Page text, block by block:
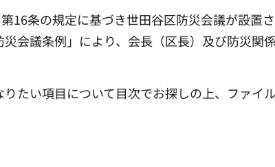
16条の規定に基づき世田谷区防災会議が設置
会議条例」により、会長（区長）及び防災関
たい項目について目次でお探しの上、ファイ